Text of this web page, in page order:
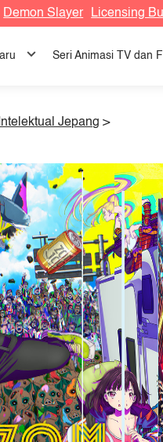
Demon Slayer Licensing
Seri Animasi TV dan
Jepang >